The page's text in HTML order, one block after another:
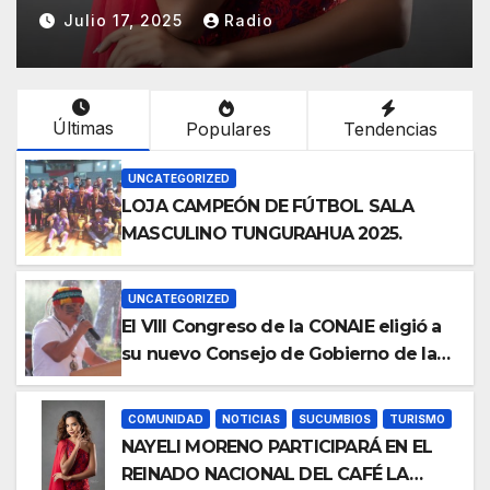
CAFÉ LA TOQUILLA 2025 EN
REPRESENTACIÓN DE
Julio 17, 2025 Radio
Últimas Populares Tendencias
UNCATEGORIZED
LOJA CAMPEÓN DE FÚTBOL SALA
MASCULINO TUNGURAHUA 2025.
UNCATEGORIZED
El VIII Congreso de la CONAIE eligió a
su nuevo Consejo de Gobierno de la
CONAIE 2025–2028.
COMUNIDAD NOTICIAS SUCUMBIOS TURISMO
NAYELI MORENO PARTICIPARÁ EN EL
REINADO NACIONAL DEL CAFÉ LA